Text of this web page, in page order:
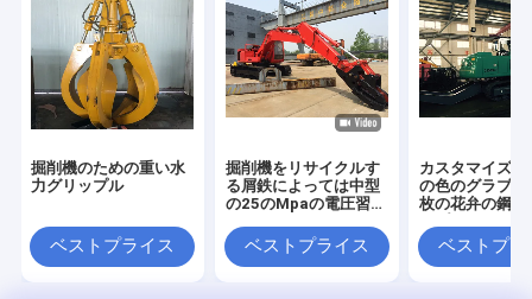
掘削機のための重い水
力グリップル
ベストプライス
掘削機をリサイクルす
る屑鉄によっては中型
の25のMpaの電圧習慣
ベストプライス
カスタマイズさ
の色のグラブを
枚の花弁の鋼鉄
ベストプラ